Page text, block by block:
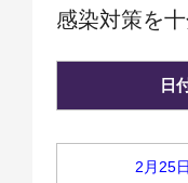
感染対策を
日
2月25